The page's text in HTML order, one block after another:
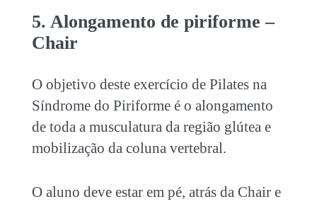
5. Alongamento de piriforme –
Chair
O objetivo deste exercício de Pilates na
Síndrome do Piriformeé o alongamento
de toda a musculatura da região glútea e
mobilização da coluna vertebral.
O aluno deve estar em pé, atrás da Chair e